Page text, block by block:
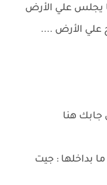
يجلس علي الأرض
علي الأرض ....
جابك هنا
بداخلها : جيت